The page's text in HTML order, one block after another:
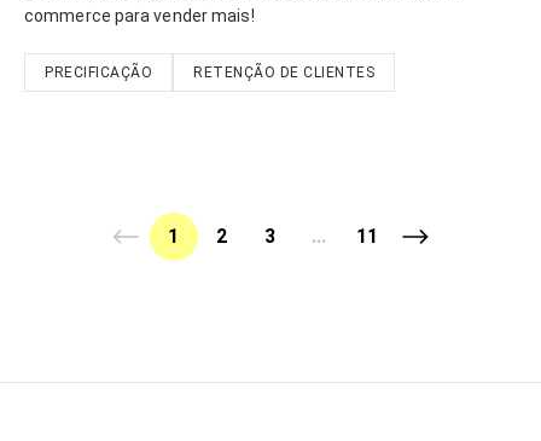
commerce para vender mais!
PRECIFICAÇÃO RETENÇÃO DE CLIENTES
1 2 3 ... 11